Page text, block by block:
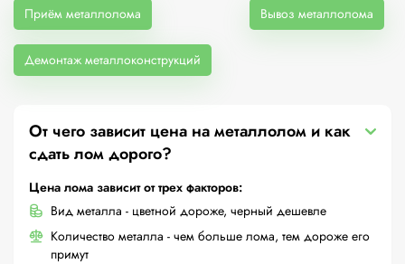
Приём металлолома Вывоз металлолома
Демонтаж металлоконструкций
От чего зависит цена на металлолом и как
сдать лом дорого?
Цена лома зависит от трех факторов:
Вид металла - цветной дороже, черный дешевле
Количество металла - чем больше лома, тем дороже его
примут